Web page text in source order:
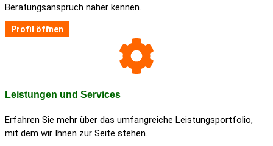
Bera­tungs­an­spruch näher kennen.
Profil öffnen
Leis­tungen und Services
Erfahren Sie mehr über das umfang­reiche Leis­tungs­port­folio,
mit dem wir Ihnen zur Seite stehen.